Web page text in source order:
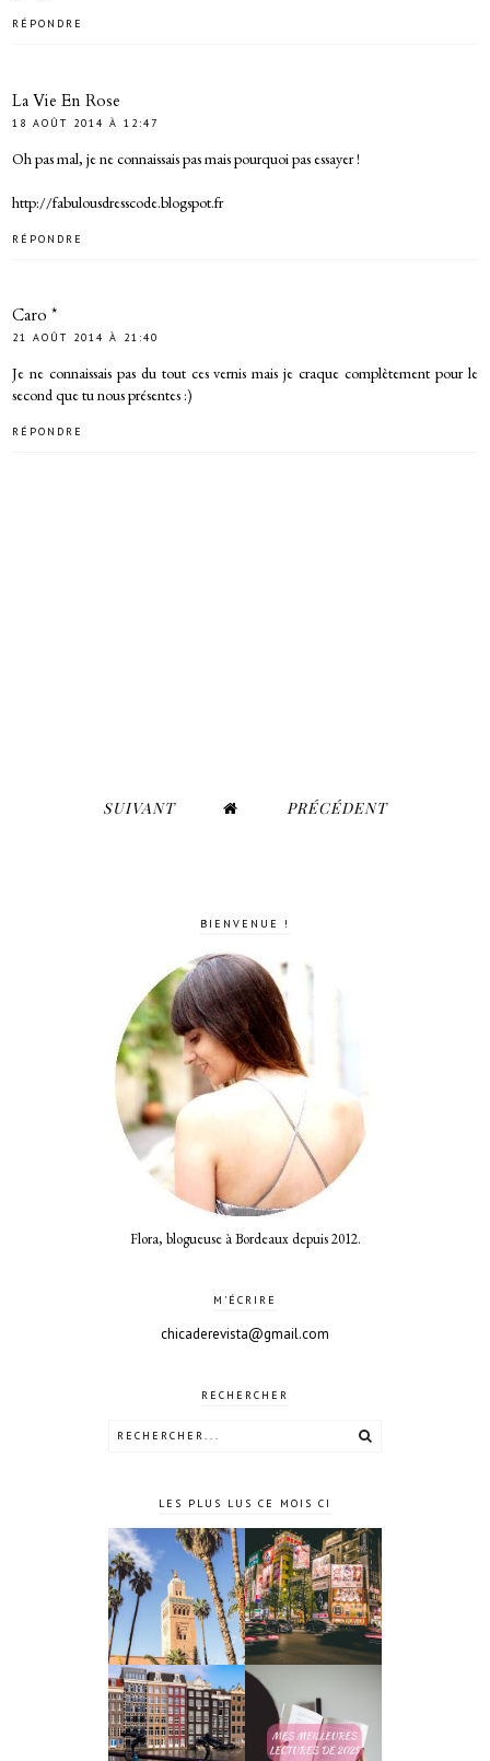
RÉPONDRE
La Vie En Rose
18 AOÛT 2014 À 12:47
Oh pas mal, je ne connaissais pas mais pourquoi pas essayer !
http://fabulousdresscode.blogspot.fr
RÉPONDRE
Caro *
21 AOÛT 2014 À 21:40
Je ne connaissais pas du tout ces vernis mais je craque complètement pour le
second que tu nous présentes :)
RÉPONDRE
SUIVANT PRÉCÉDENT
BIENVENUE !
Flora, blogueuse à Bordeaux depuis 2012.
M'ÉCRIRE
chicaderevista@gmail.com
RECHERCHER
LES PLUS LUS CE MOIS CI
4 jours à
Marrakech
10 jours à
Tokyo au
Japon
4 jours à
Amsterdam
Mes meilleures
lectures de
2025